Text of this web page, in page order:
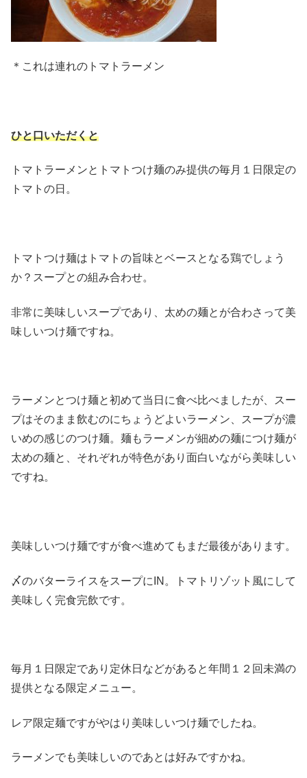
＊これは連れのトマトラーメン
ひと口いただくと
トマトラーメンとトマトつけ麺のみ提供の毎月１日限定の
トマトの日。
トマトつけ麺はトマトの旨味とベースとなる鶏でしょう
か？スープとの組み合わせ。
非常に美味しいスープであり、太めの麺とが合わさって美
味しいつけ麺ですね。
ラーメンとつけ麺と初めて当日に食べ比べましたが、スー
プはそのまま飲むのにちょうどよいラーメン、スープが濃
いめの感じのつけ麺。麺もラーメンが細めの麺につけ麺が
太めの麺と、それぞれが特色があり面白いながら美味しい
ですね。
美味しいつけ麺ですが食べ進めてもまだ最後があります。
〆のバターライスをスープにIN。トマトリゾット風にして
美味しく完食完飲です。
毎月１日限定であり定休日などがあると年間１２回未満の
提供となる限定メニュー。
レア限定麺ですがやはり美味しいつけ麺でしたね。
ラーメンでも美味しいのであとは好みですかね。